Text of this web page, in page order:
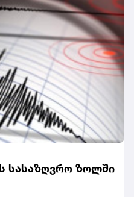
TikTok-ზე პირდაპირი
სასაზღვრო ზოლში